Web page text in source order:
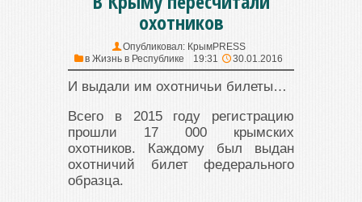
охотников
Опубликовал: КрымPRESS
в Жизнь в Республике 19:31 30.01.2016
И выдали им охотничьи билеты…
Всего в 2015 году регистрацию
прошли 17 000 крымских
охотников. Каждому был выдан
охотничий билет федерального
образца.